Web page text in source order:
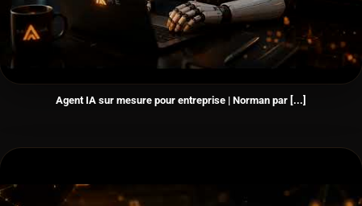
Agent IA sur mesure pour entreprise | Norman par [...]